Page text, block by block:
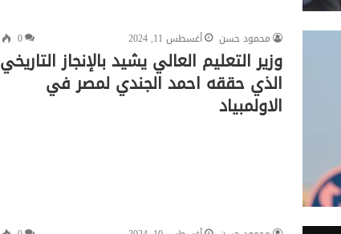
محمود حسن أغسطس 11, 2024 0
وزير التعليم العالي يشيد بالإنجاز التاريخي
الذي حققه احمد الجندي لمصر في
الاولمبياد